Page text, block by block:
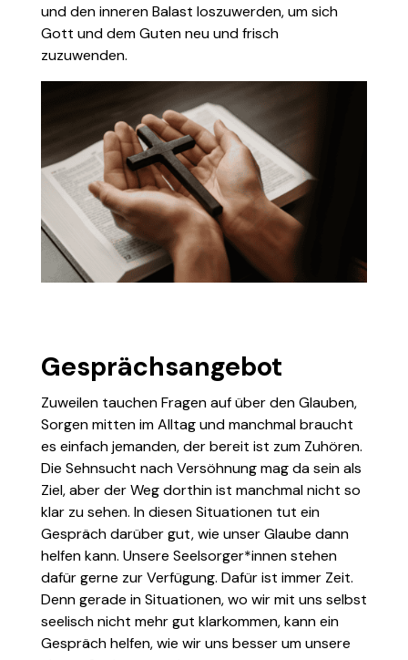
und den inneren Balast loszuwerden, um sich
Gott und dem Guten neu und frisch
zuzuwenden.
Gesprächsangebot
Zuweilen tauchen Fragen auf über den Glauben,
Sorgen mitten im Alltag und manchmal braucht
es einfach jemanden, der bereit ist zum Zuhören.
Die Sehnsucht nach Versöhnung mag da sein als
Ziel, aber der Weg dorthin ist manchmal nicht so
klar zu sehen. In diesen Situationen tut ein
Gespräch darüber gut, wie unser Glaube dann
helfen kann. Unsere Seelsorger*innen stehen
dafür gerne zur Verfügung. Dafür ist immer Zeit.
Denn gerade in Situationen, wo wir mit uns selbst
seelisch nicht mehr gut klarkommen, kann ein
Gespräch helfen, wie wir uns besser um unsere